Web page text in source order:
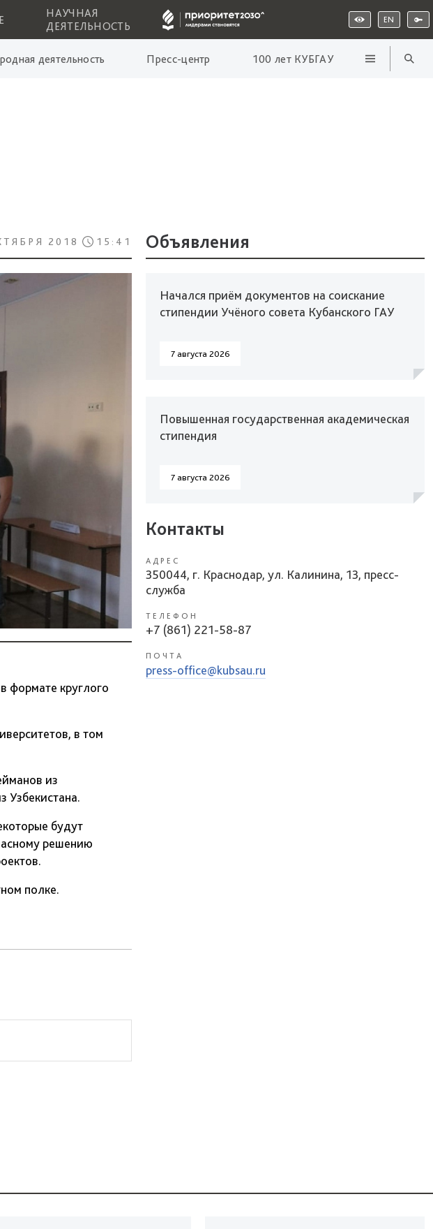
НАУЧНАЯ
ДЕЯТЕЛЬНОСТЬ
EN
деятельность Пресс-центр 100 лет КУБГАУ
2018 15:41
формате круглого
в том
из
Узбекистана.
будут
решению
полке.
Объявления
Начался приём документов на соискание
стипендии Учёного совета Кубанского ГАУ
7 августа 2026
Повышенная государственная академическая
стипендия
7 августа 2026
Контакты
АДРЕС
350044, г. Краснодар, ул. Калинина, 13, пресс-
служба
ТЕЛЕФОН
+7 (861) 221-58-87
ПОЧТА
press-office@kubsau.ru